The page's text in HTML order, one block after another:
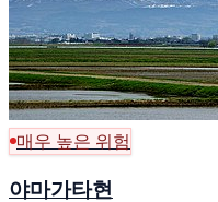
매우 높은 위험
야마가타현